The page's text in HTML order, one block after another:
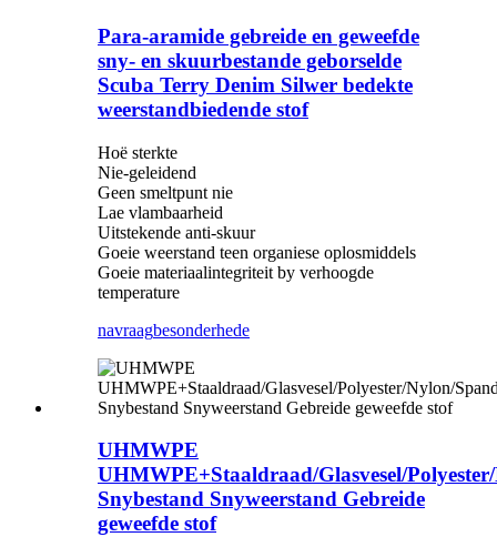
Para-aramide gebreide en geweefde
sny- en skuurbestande geborselde
Scuba Terry Denim Silwer bedekte
weerstandbiedende stof
Hoë sterkte
Nie-geleidend
Geen smeltpunt nie
Lae vlambaarheid
Uitstekende anti-skuur
Goeie weerstand teen organiese oplosmiddels
Goeie materiaalintegriteit by verhoogde
temperature
navraagbesonderhede
UHMWPE
UHMWPE+Staaldraad/Glasvesel/
Snybestand Snyweerstand Gebreide
geweefde stof